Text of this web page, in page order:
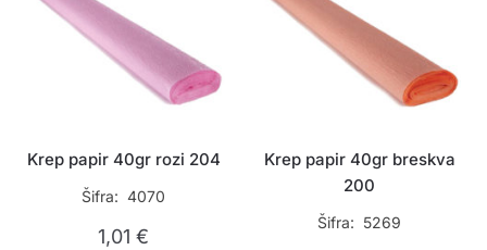
Krep papir 40gr rozi 204
Šifra: 4070
1,01€
Krep papir 40gr breskva
200
Šifra: 5269